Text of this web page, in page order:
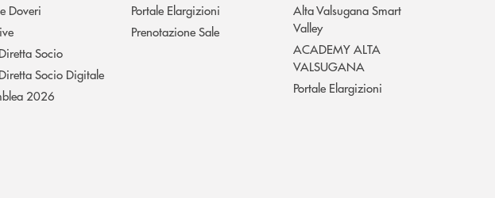
Doveri
Socio
Socio Digitale
2026
Portale Elargizioni
Prenotazione Sale
Alta Valsugana Smart
Valley
ACADEMY ALTA
VALSUGANA
Portale Elargizioni